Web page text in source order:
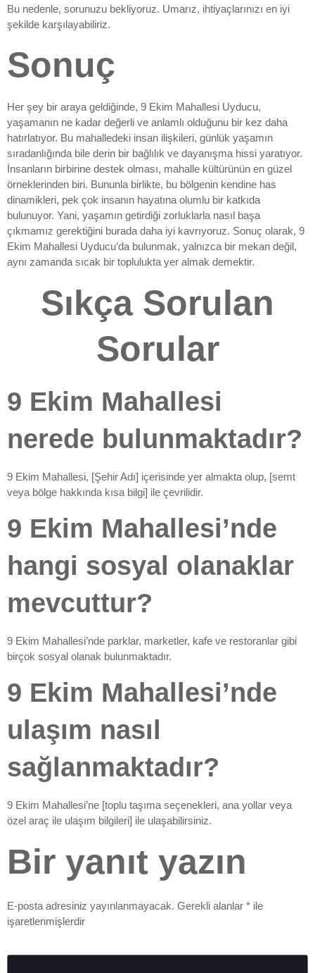
Bu nedenle, sorunuzu bekliyoruz. Umarız, ihtiyaçlarınızı en iyi
şekilde karşılayabiliriz.
Sonuç
Her şey bir araya geldiğinde, 9 Ekim Mahallesi Uyducu,
yaşamanın ne kadar değerli ve anlamlı olduğunu bir kez daha
hatırlatıyor. Bu mahalledeki insan ilişkileri, günlük yaşamın
sıradanlığında bile derin bir bağlılık ve dayanışma hissi yaratıyor.
İnsanların birbirine destek olması, mahalle kültürünün en güzel
örneklerinden biri. Bununla birlikte, bu bölgenin kendine has
dinamikleri, pek çok insanın hayatına olumlu bir katkıda
bulunuyor. Yani, yaşamın getirdiği zorluklarla nasıl başa
çıkmamız gerektiğini burada daha iyi kavrıyoruz. Sonuç olarak, 9
Ekim Mahallesi Uyducu’da bulunmak, yalnızca bir mekan değil,
aynı zamanda sıcak bir toplulukta yer almak demektir.
Sıkça Sorulan
Sorular
9 Ekim Mahallesi
nerede bulunmaktadır?
9 Ekim Mahallesi, [Şehir Adı] içerisinde yer almakta olup, [semt
veya bölge hakkında kısa bilgi] ile çevrilidir.
9 Ekim Mahallesi’nde
hangi sosyal olanaklar
mevcuttur?
9 Ekim Mahallesi’nde parklar, marketler, kafe ve restoranlar gibi
birçok sosyal olanak bulunmaktadır.
9 Ekim Mahallesi’nde
ulaşım nasıl
sağlanmaktadır?
9 Ekim Mahallesi’ne [toplu taşıma seçenekleri, ana yollar veya
özel araç ile ulaşım bilgileri] ile ulaşabilirsiniz.
Bir yanıt yazın
E-posta adresiniz yayınlanmayacak. Gerekli alanlar * ile
işaretlenmişlerdir